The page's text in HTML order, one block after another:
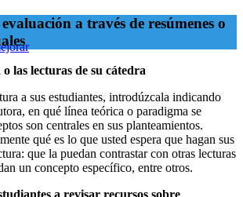
a través de resúmenes o
las lecturas de su cátedra
a sus estudiantes, introdúzcala indicando
en qué línea teórica o paradigma se
son centrales en sus planteamientos.
qué es lo que usted espera que hagan sus
que la puedan contrastar con otras lecturas
un concepto específico, entre otros.